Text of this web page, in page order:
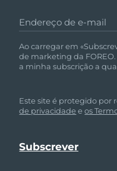
Endereço de e-mail
Ao carregar em
de marketing da
a minha subscrição a
Este site é protegido por
de privacidade eos